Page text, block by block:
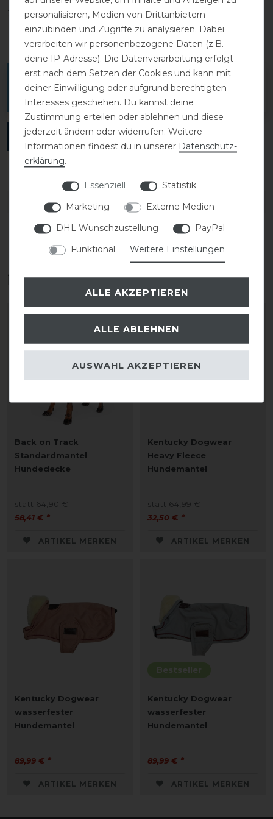
2
0
1
0
Melde dich an, um eine Kundenrezension zu
verfassen.
ANMELDEN
DETAILS ZUR PRODUKTSICHERHEIT
Diese Produkte könnten dich auch
interessieren
-10%
Back on Track
Standardmantel
Hundedecke
statt 64,90 €
58,41 € *
ARTIKEL MERKEN
-50%
Kentucky Dogwear
Heavy Fleece
Hundemantel
statt 64,99 €
32,50 € *
ARTIKEL MERKEN
Kentucky Dogwear
wasserfester
Hundemantel
89,99 € *
ARTIKEL MERKEN
Bestseller
Kentucky Dogwear
wasserfester
Hundemantel
89,99 € *
ARTIKEL MERKEN
personalisieren, Medien von Drittanbietern
einzubinden und Zugriffe zu analysieren. Dabei
verarbeiten wir personenbezogene Daten (z.B.
deine IP-Adresse). Die Datenverarbeitung erfolgt
erst nach dem Setzen der Cookies und kann mit
deiner Einwilligung oder aufgrund berechtigten
Interesses geschehen. Du kannst deine
Zustimmung erteilen oder ablehnen und diese
jederzeit ändern oder widerrufen. Weitere
Informationen findest du in unserer Daten­schutz­
erklärung.
Essenziell
Statistik
Marketing
Externe Medien
DHL Wunschzustellung
PayPal
Funktional
Weitere Einstellungen
ALLE AKZEPTIEREN
ALLE ABLEHNEN
AUSWAHL AKZEPTIEREN